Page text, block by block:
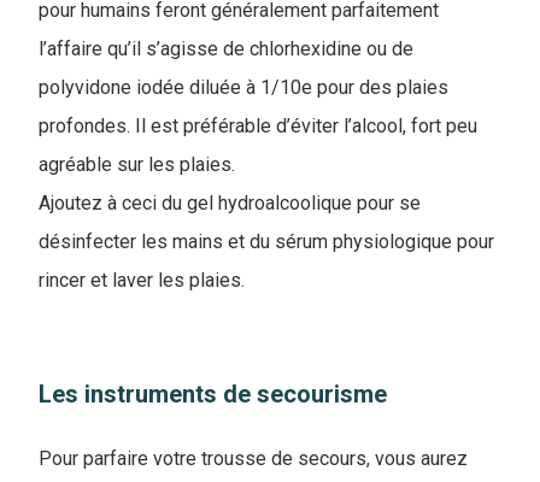
pour humains feront généralement parfaitement
l’affaire qu’il s’agisse de chlorhexidine ou de
polyvidone iodée diluée à 1/10e pour des plaies
profondes. Il est préférable d’éviter l’alcool, fort peu
agréable sur les plaies.
Ajoutez à ceci du gel hydroalcoolique pour se
désinfecter les mains et du sérum physiologique pour
rincer et laver les plaies.
Les instruments de secourisme
Pour parfaire votre trousse de secours, vous aurez